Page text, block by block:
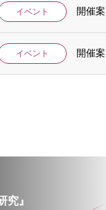
イベント
イベント
究』